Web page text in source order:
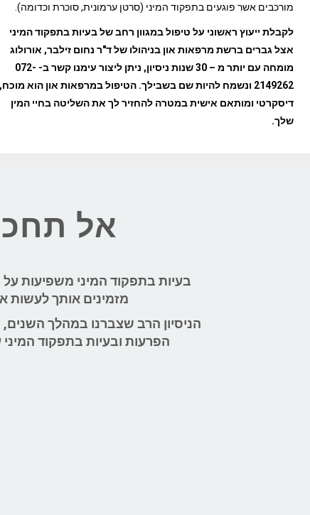
מורכבים אשר פוגעים בתפקוד המיני (סרטן ערמונית, סוכרת וכדומה).
לקבלת ייעוץ ראשוני על טיפול במגוון רחב של בעיות בתפקוד המיני
אצל גברים ברשת מרפאות און בניהולו של ד"ר נחום זילבר, אורולוג
מומחה עם יותר מ – 30 שנות ניסיון, ניתן ליצור עימנו קשר ב- 072-
2149262 ונשמח להיות שם בשבילך. הטיפול במרפאות און הוא מוכח,
דיסקרטי ומותאם אישית במטרה להחזיר לך את השליטה בחיי המין
שלך.
אל
בעיות בתפקוד המיני משפיעות
מזמינים אותך לעשות את
הניסיון הרב שצברנו במהלך השנים,
הפרעות ובעיות בתפקוד המיני עם שיעורי